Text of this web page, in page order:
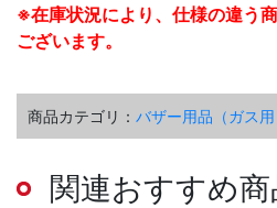
※在庫状況により、仕様の違う
ございます。
商品カテゴリ： バザー用品（ガス用
関連おすすめ商